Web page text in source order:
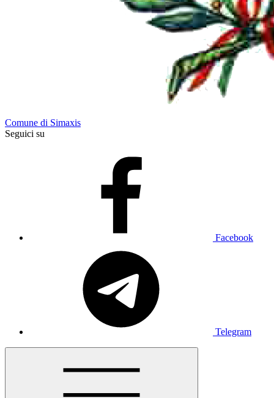
Comune di Simaxis
Seguici su
Facebook
Telegram